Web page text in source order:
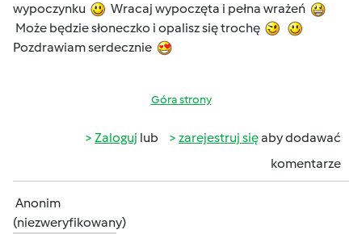
wypoczynku
Wracaj wypoczęta i pełna wrażeń
Może będzie słoneczko i opalisz się trochę
Pozdrawiam serdecznie
Góra strony
Zaloguj lub zarejestruj sięaby dodawać
komentarze
Anonim
(niezweryfikowany)